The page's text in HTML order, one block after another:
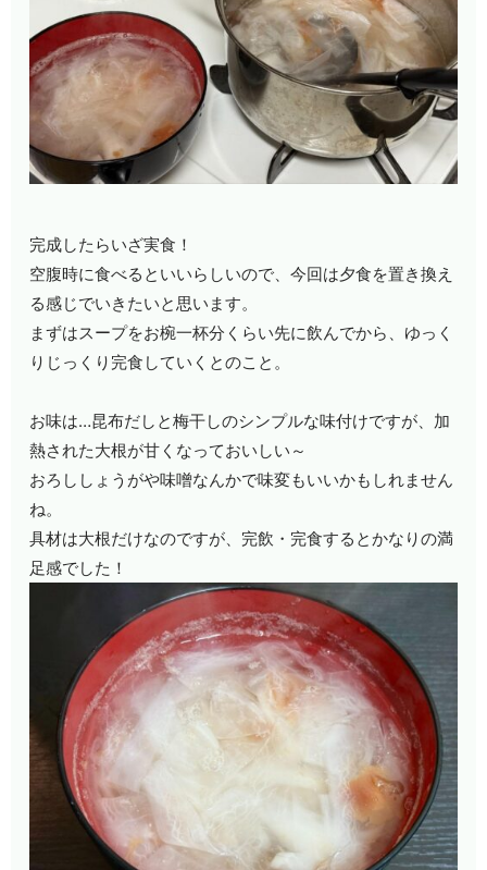
完成したらいざ実食！
空腹時に食べるといいらしいので、今回は夕食を置き換え
る感じでいきたいと思います。
まずはスープをお椀一杯分くらい先に飲んでから、ゆっく
りじっくり完食していくとのこと。
お味は…昆布だしと梅干しのシンプルな味付けですが、加
熱された大根が甘くなっておいしい～
おろししょうがや味噌なんかで味変もいいかもしれません
ね。
具材は大根だけなのですが、完飲・完食するとかなりの満
足感でした！